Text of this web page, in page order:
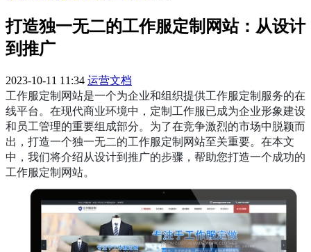
打造独一无二的工作服定制网站：从设计
到推广
2023-10-11 11:34 运营文档
工作服定制网站是一个为企业和组织提供工作服定制服务的在
线平台。在现代商业环境中，定制工作服已成为企业形象建设
和员工管理的重要组成部分。为了在竞争激烈的市场中脱颖而
出，打造一个独一无二的工作服定制网站至关重要。在本文
中，我们将介绍从设计到推广的步骤，帮助您打造一个成功的
工作服定制网站。